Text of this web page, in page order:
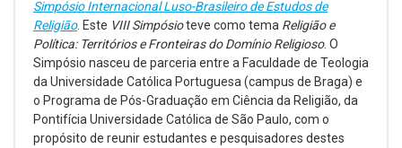
Simpósio Internacional Luso-Brasileiro de Estudos de
Religião. Este VIII Simpósioteve como tema Religião e
Política: Territórios e Fronteiras do Domínio Religioso. O
Simpósio nasceu de parceria entre a Faculdade de Teologia
da Universidade Católica Portuguesa (campus de Braga) e
o Programa de Pós-Graduação em Ciência da Religião, da
Pontifícia Universidade Católica de São Paulo, com o
propósito de reunir estudantes e pesquisadores destes